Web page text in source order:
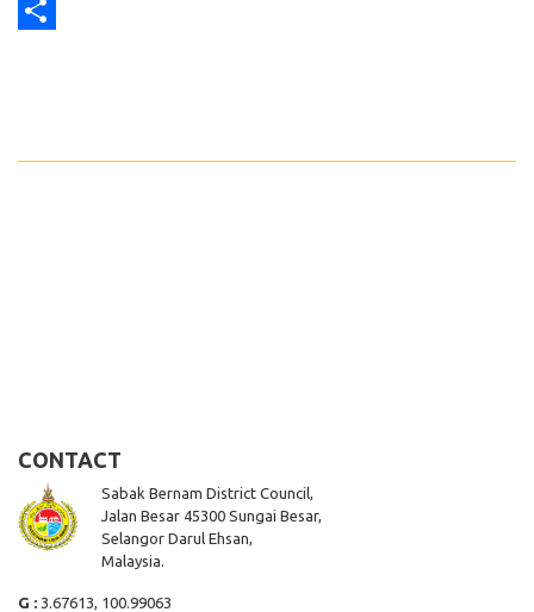
Print
CONTACT
Sabak Bernam District Council,
Jalan Besar 45300 Sungai Besar,
Selangor Darul Ehsan,
Malaysia.
G : 3.67613, 100.99063